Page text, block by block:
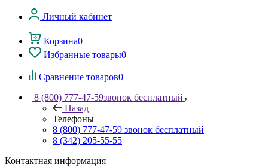
Личный кабинет
Корзина0
Избранные товары0
Сравнение товаров0
8 (800) 777-47-59звонок бесплатный
Назад
Телефоны
8 (800) 777-47-59 звонок бесплатный
8 (342) 205-55-55
Контактная информация